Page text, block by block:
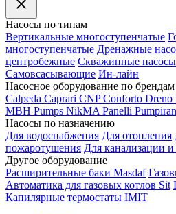
Насосы по типам
Вертикальные многоступенчатые
многоступенчатые Дренажные
центробежные Скважинные насосы
Самовсасывающие Ин-лайн
Насосное оборудование по брендам
Calpeda Caprari CNP Conforto Dreno
MBH Pumps NikMA Panelli Pumpiran
Насосы по назначению
Для водоснабжения Для отопления
пожаротушения Для канализации и
Другое оборудование
Расширительные баки Masdaf
Автоматика для газовых котлов Sit
Капилярные термостаты IMIT